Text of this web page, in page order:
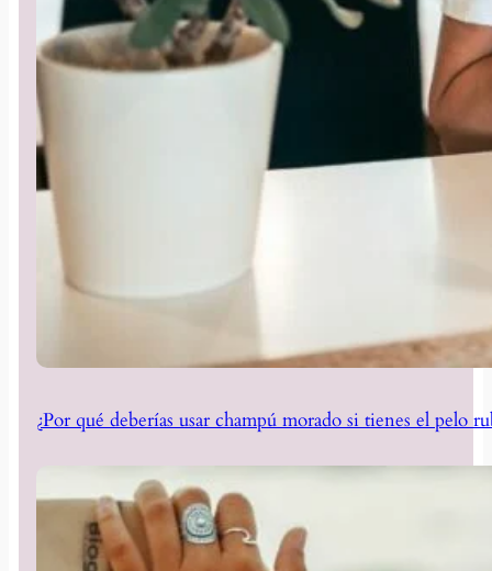
¿Por qué deberías usar champú morado si tienes el pelo